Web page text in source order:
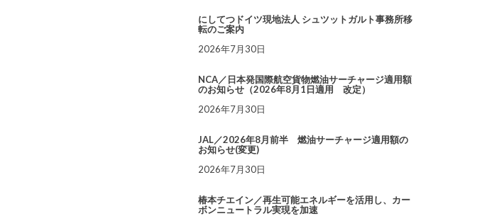
にしてつドイツ現地法人 シュツットガルト事務所移
転のご案内
2026年7月30日
NCA／日本発国際航空貨物燃油サーチャージ適用額
のお知らせ（2026年8月1日適用 改定）
2026年7月30日
JAL／2026年8月前半 燃油サーチャージ適用額の
お知らせ(変更)
2026年7月30日
椿本チエイン／再生可能エネルギーを活用し、カー
ボンニュートラル実現を加速